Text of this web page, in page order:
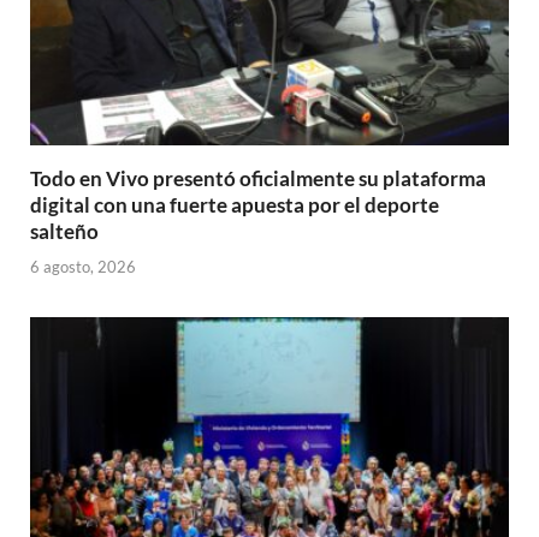
Todo en Vivo presentó oficialmente su plataforma
digital con una fuerte apuesta por el deporte
salteño
6 agosto, 2026